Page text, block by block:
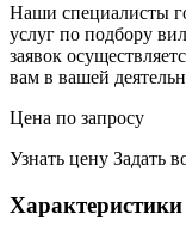
Наши специалисты
услуг по подбору
заявок
вам в вашей
Цена по запросу
Узнать цену Задать